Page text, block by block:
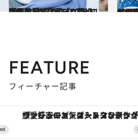
2023.8.25
最新映画では愛すべきクズ男を好演 TikTokフォロワー数570万超 「ONE N' ONLY」メンバー、草川直弥
カルチャー “なんで煽らなきゃいけないんですか”と反抗
カル
FEATURE
フィーチャー記事
ヴァシュロン・コンスタンタン「オーヴァーシーズ・オートマティック」。旅愛好家のお気に入りコレクションから、ジェ